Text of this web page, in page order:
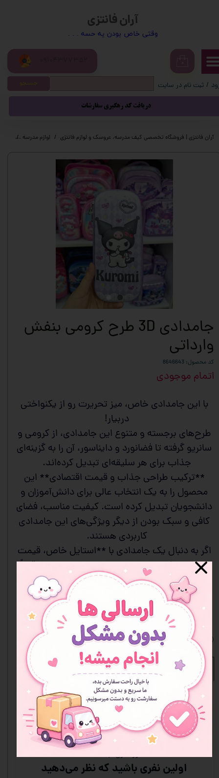
آران فانتزی
​​وقتی خاص بودن یه حسه . . .
/ ثبت نام در سایت
سفارشات
خروج از حساب کاربری
دریافت کد رهگیری سفارشات
جستجو
آران فانتزی | فروشگاه تخصصی کیف مدرسه، عروسک و لوازم فانتزی لوازم مدرسه
جامدادی 3D طرح کرومی بنفش
وارداتی
کد محصول: 8646643
اتمام موجودی
با این جامدادی خاص، میز تحریرت رو از یکنواختی
دربیار!
طرح‌های برجسته و متنوع این جامدادی، از کرومی و
سانریو گرفته تا فضانورد و دایناسور، آن را به گزینه‌ای
جذاب برای هر سلیقه‌ای تبدیل کرده‌اند.
**ترکیب طراحی جذاب و قیمت اقتصادی** این
محصول را به یک انتخاب عالی برای دانش‌آموزان و
دانشجویان تبدیل کرده است. کیفیت مناسب، فضای
کافی و سبک بودن از دیگر ویژگی‌های این جامدادی
کاربردی هستند.
اگر به دنبال یک جامدادی با **استایل خاص، قیمت
مناسب و کارایی مطلوب** هستی، این مدل دقیقاً
همان چیزی است که نیاز داری!
همین حالا تهیه‌اش کن و لذت ببر!
کلیه عکس‌ها غیر ژورنالی می‌باشد.
افزودن به علاقه مندی ها
نظرات
هنوز نظری ثبت نشده
اولین نفری باشید که نظر می‌دهید